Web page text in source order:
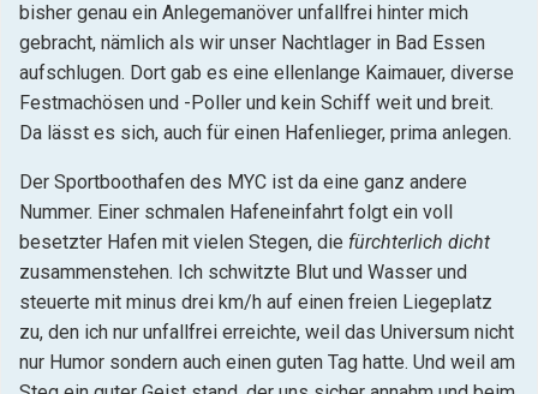
bisher genau ein Anlegemanöver unfallfrei hinter mich
gebracht, nämlich als wir unser Nachtlager in Bad Essen
aufschlugen. Dort gab es eine ellenlange Kaimauer, diverse
Festmachösen und -Poller und kein Schiff weit und breit.
Da lässt es sich, auch für einen Hafenlieger, prima anlegen.
Der Sportboothafen des MYC ist da eine ganz andere
Nummer. Einer schmalen Hafeneinfahrt folgt ein voll
besetzter Hafen mit vielen Stegen, die fürchterlich dicht
zusammenstehen. Ich schwitzte Blut und Wasser und
steuerte mit minus drei km/h auf einen freien Liegeplatz
zu, den ich nur unfallfrei erreichte, weil das Universum nicht
nur Humor sondern auch einen guten Tag hatte. Und weil am